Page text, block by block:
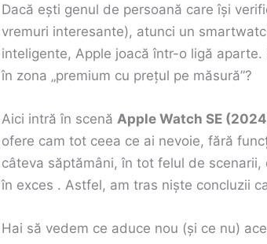
Dacă ești genul de persoană care își
vremuri interesante), atunci un
inteligente, Apple joacă într-o ligă
în zona „premium cu prețul pe măsură”?
Aici intră în scenă Apple Watch SE
ofere cam tot ceea ce ai nevoie, fără
câteva săptămâni, în tot felul de
în exces . Astfel, am tras niște concluzii
Hai să vedem ce aduce nou (și ce nu)